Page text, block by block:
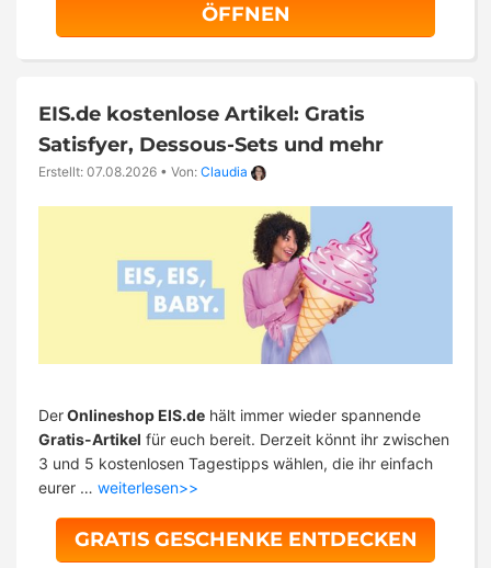
ÖFFNEN
EIS.de kostenlose Artikel: Gratis
Satisfyer, Dessous-Sets und mehr
Erstellt: 07.08.2026 • Von: Claudia
DerOnlineshop EIS.de hält immer wieder spannende
Gratis-Artikel für euch bereit. Derzeit könnt ihr zwischen
3 und 5 kostenlosen Tagestipps wählen, die ihr einfach
eurer … weiterlesen>>
GRATIS GESCHENKE ENTDECKEN